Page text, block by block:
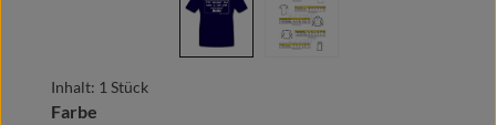
Inhalt: 1 Stück
Farbe